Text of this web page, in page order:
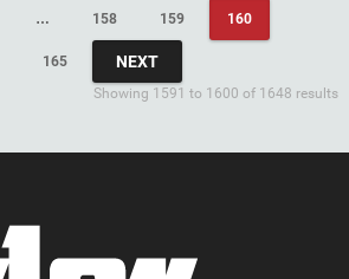
… 158 159 160
165 NEXT
Showing 1591 to 1600 of 1648 results